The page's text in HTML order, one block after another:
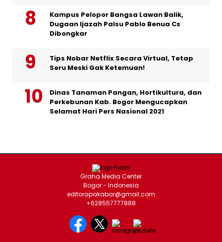
Kampus Pelopor Bangsa Lawan Balik,
Dugaan Ijazah Palsu Pablo Benua Cs
Dibongkar
Tips Nobar Netflix Secara Virtual, Tetap
Seru Meski Gak Ketemuan!
Dinas Tanaman Pangan, Hortikultura, dan
Perkebunan Kab. Bogor Mengucapkan
Selamat Hari Pers Nasional 2021
Graha Media Center
Bogor - Indonesia
editorapakabar@gmail.com
+628557777888